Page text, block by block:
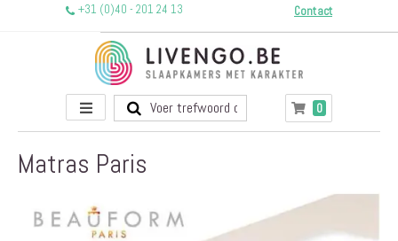
+31 (0)40 - 201 24 13 Contact
Toggle
Nav
Winkelwagen
0producten
Matras Paris
naar